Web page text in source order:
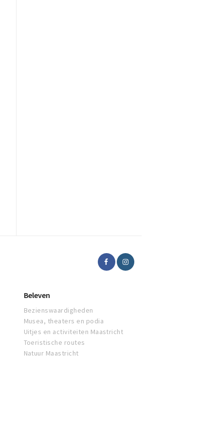
Beleven
Bezienswaardigheden
Musea, theaters en podia
Uitjes en activiteiten Maastricht
Toeristische routes
Natuur Maastricht